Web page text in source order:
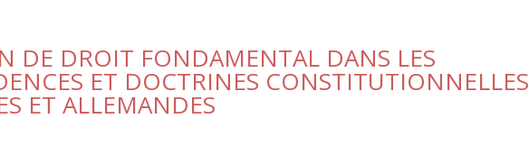
DE DROIT FONDAMENTAL DANS LES
ET DOCTRINES CONSTITUTIONNELLES
ET ALLEMANDES